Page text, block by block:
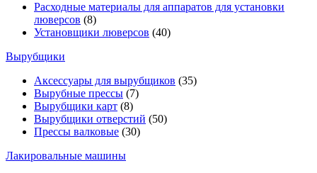
Расходные материалы для аппаратов для установки
люверсов (8)
Установщики люверсов (40)
Вырубщики
Аксессуары для вырубщиков (35)
Вырубные прессы (7)
Вырубщики карт (8)
Вырубщики отверстий (50)
Прессы валковые (30)
Лакировальные машины